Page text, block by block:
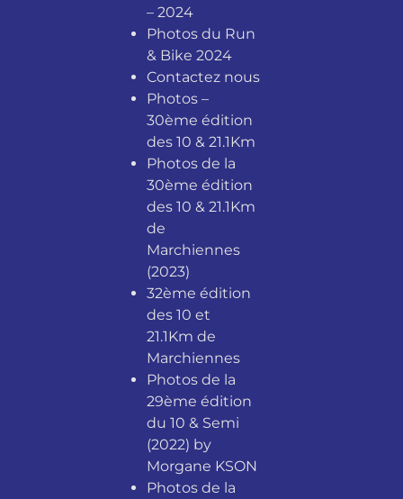
– 2024
Photos du Run
& Bike 2024
Contactez nous
Photos –
30ème édition
des 10 & 21.1Km
Photos de la
30ème édition
des 10 & 21.1Km
de
Marchiennes
(2023)
32ème édition
des 10 et
21.1Km de
Marchiennes
Photos de la
29ème édition
du 10 & Semi
(2022) by
Morgane KSON
Photos de la